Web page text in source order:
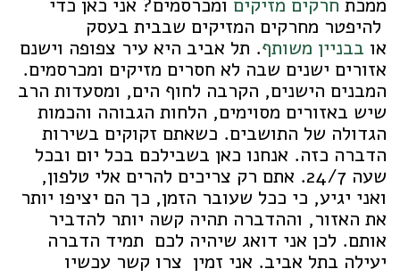
ממכת חרקים מזיקים ומכרסמים? אני כאן כדי
להיפטר מחרקים המזיקים שבבית בעסק
או בבניין משותף. תל אביב היא עיר צפופה וישנם
אזורים ישנים שבה לא חסרים מזיקים ומכרסמים.
המבנים הישנים, הקרבה לחוף הים, ומסעדות הרב
שיש באזורים מסוימים, הלחות הגבוהה והכמות
הגדולה של התושבים. כשאתם זקוקים בשירות
הדברה כזה. אנחנו כאן בשבילכם בכל יום ובכל
שעה 24/7. אתם רק צריכים להרים אלי טלפון,
ואני יגיע, כי ככל שעובר הזמן, כך הם יציפו יותר
את האזור, וההדברה תהיה קשה יותר להדביר
אותם. לכן אני דואג שיהיה לכם תמיד הדברה
יעילה בתל אביב. אני זמין צרו קשר עכשיו